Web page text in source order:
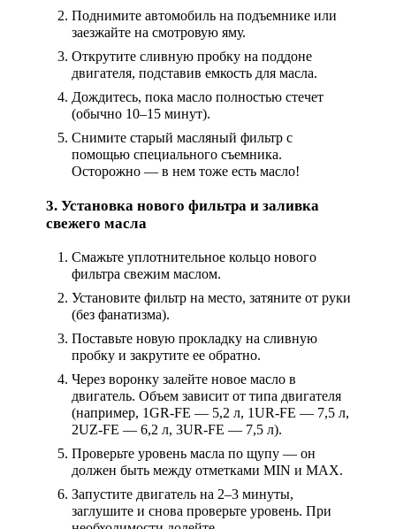
Поднимите автомобиль на подъемнике или
заезжайте на смотровую яму.
Открутите сливную пробку на поддоне
двигателя, подставив емкость для масла.
Дождитесь, пока масло полностью стечет
(обычно 10–15 минут).
Снимите старый масляный фильтр с
помощью специального съемника.
Осторожно — в нем тоже есть масло!
3. Установка нового фильтра и заливка
свежего масла
Смажьте уплотнительное кольцо нового
фильтра свежим маслом.
Установите фильтр на место, затяните от руки
(без фанатизма).
Поставьте новую прокладку на сливную
пробку и закрутите ее обратно.
Через воронку залейте новое масло в
двигатель. Объем зависит от типа двигателя
(например, 1GR-FE — 5,2 л, 1UR-FE — 7,5 л,
2UZ-FE — 6,2 л, 3UR-FE — 7,5 л).
Проверьте уровень масла по щупу — он
должен быть между отметками MIN и MAX.
Запустите двигатель на 2–3 минуты,
заглушите и снова проверьте уровень. При